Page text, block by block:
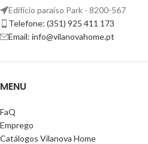
Edifício paraíso Park - 8200-567
Telefone: (351) 925 411 173
Email: info@vilanovahome.pt
MENU
FaQ
Emprego
Catálogos Vilanova Home